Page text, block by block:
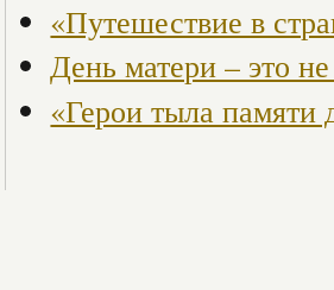
«Путешествие в
День матери – это
«Герои тыла памяти